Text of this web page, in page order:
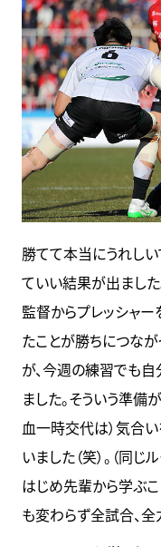
勝てて本当にうれしい
ていい結果が出まし
監督からプレッシャー
たことが勝ちにつなが
が、今週の練習でも
ました。そういう準備
血一時交代は）気合
いました（笑）。（同じ
はじめ先輩から学ぶ
も変わらず全試合、全